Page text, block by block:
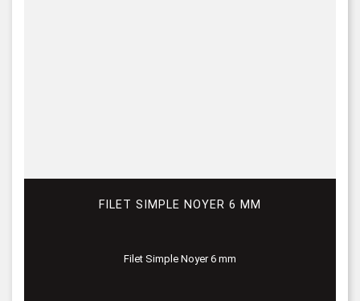
FILET SIMPLE NOYER 6 MM
Filet Simple Noyer 6 mm